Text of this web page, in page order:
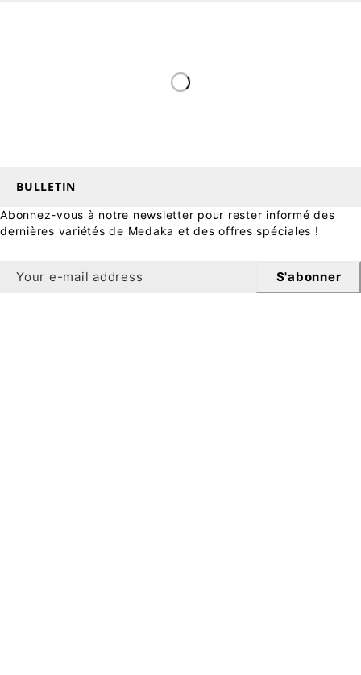
BULLETIN
Abonnez-vous à notre newsletter pour rester informé des
dernières variétés de Medaka et des offres spéciales !
S'abonner